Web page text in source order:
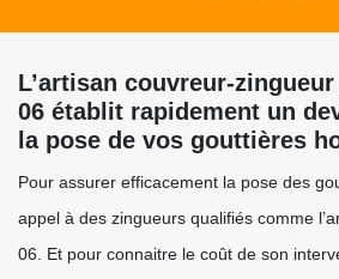
L’artisan couvreur-
06 établit rapidement un
la pose de vos gouttières
Pour assurer efficacement la pose des
appel à des zingueurs qualifiés comme
06. Et pour connaitre le coût de son